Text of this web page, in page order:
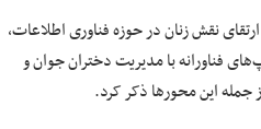
نقش زنان در حوزه فناوری اطلاعات،
فناورانه با مدیریت دختران جوان و
جمله این محورها ذکر کرد.